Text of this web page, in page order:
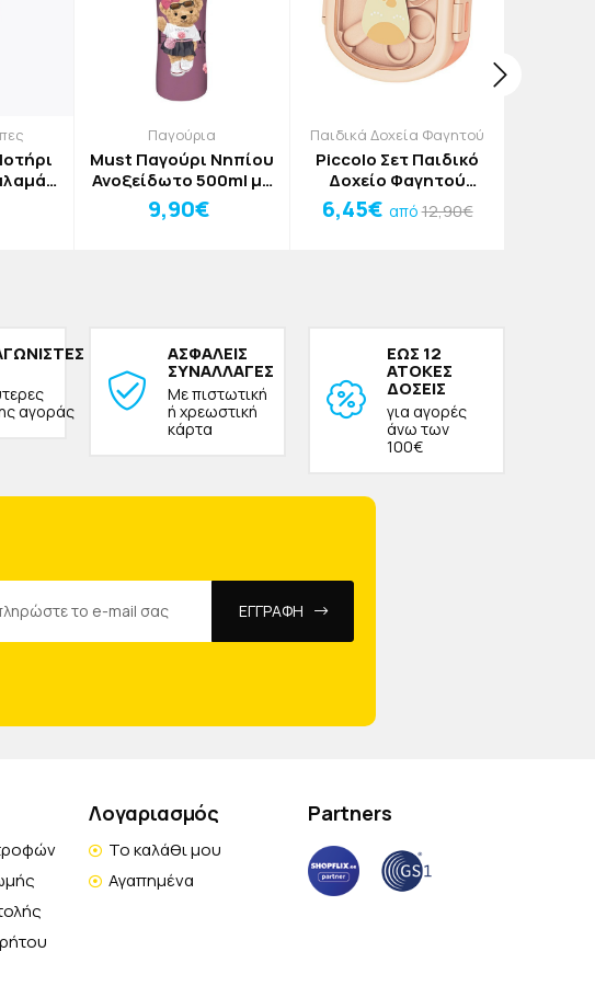
Παγούρια
Must Παγούρι Νηπίου
Ανοξείδωτο 500ml με
Καλαμάκι 6,8x22,5cm
Wild Lion
9,90€
Παιδικά Δοχεία Φαγητού
Piccolo Σετ Παιδικό
Δοχείο Φαγητού
14.5x13.4x7.7cm
Γαλάζιο
6,45€ από12,90€
αγοράς
ΑΣΦΑΛΕΙΣ
ΣΥΝΑΛΛΑΓΕΣ
Με πιστωτική
ή χρεωστική
κάρτα
ΕΩΣ 12
ΑΤΟΚΕΣ
ΔΟΣΕΙΣ
για αγορές
άνω των
100€
ΕΓΓΡΑΦΗ
Λογαριασμός
Το καλάθι μου
Αγαπημένα
Partners